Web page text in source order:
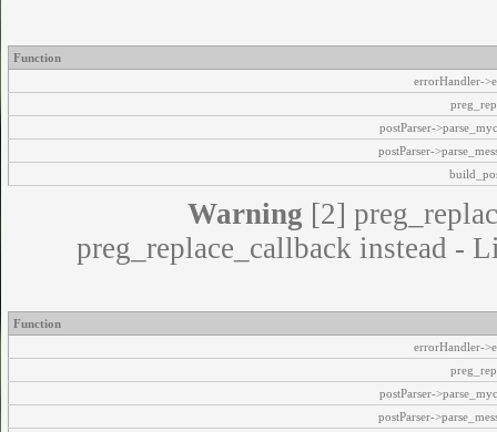
Function
errorHandler-
postParser-
postParser-
Warning [2]
preg_replace_callback instead -
Function
errorHandler-
postParser-
postParser-